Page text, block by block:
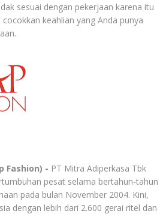
sesuai dengan pekerjaan karena itu
keahlian yang Anda punya
Fashion) - PT Mitra Adiperkasa Tbk
pesat selama bertahun-tahun
pada bulan November 2004. Kini,
dengan lebih dari 2.600 gerai ritel dan